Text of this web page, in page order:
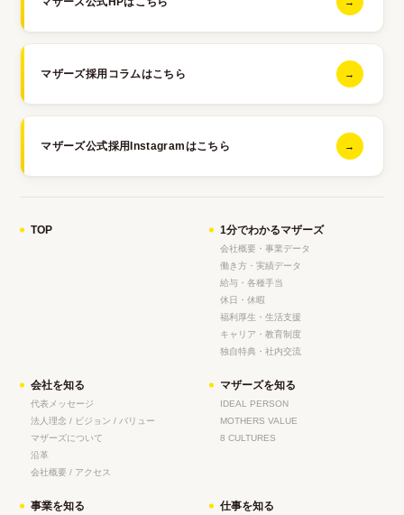
マザーズ採用コラムはこちら →
マザーズ公式採用Instagramはこちら →
TOP 1分でわかるマザーズ
会社概要・事業データ
働き方・実績データ
給与・各種手当
休日・休暇
福利厚生・生活支援
キャリア・教育制度
独自特典・社内交流
会社を知る
代表メッセージ
法人理念 / ビジョン / バリュー
マザーズについて
沿革
会社概要 / アクセス
マザーズを知る
IDEAL PERSON
MOTHERS VALUE
8 CULTURES
事業を知る 仕事を知る